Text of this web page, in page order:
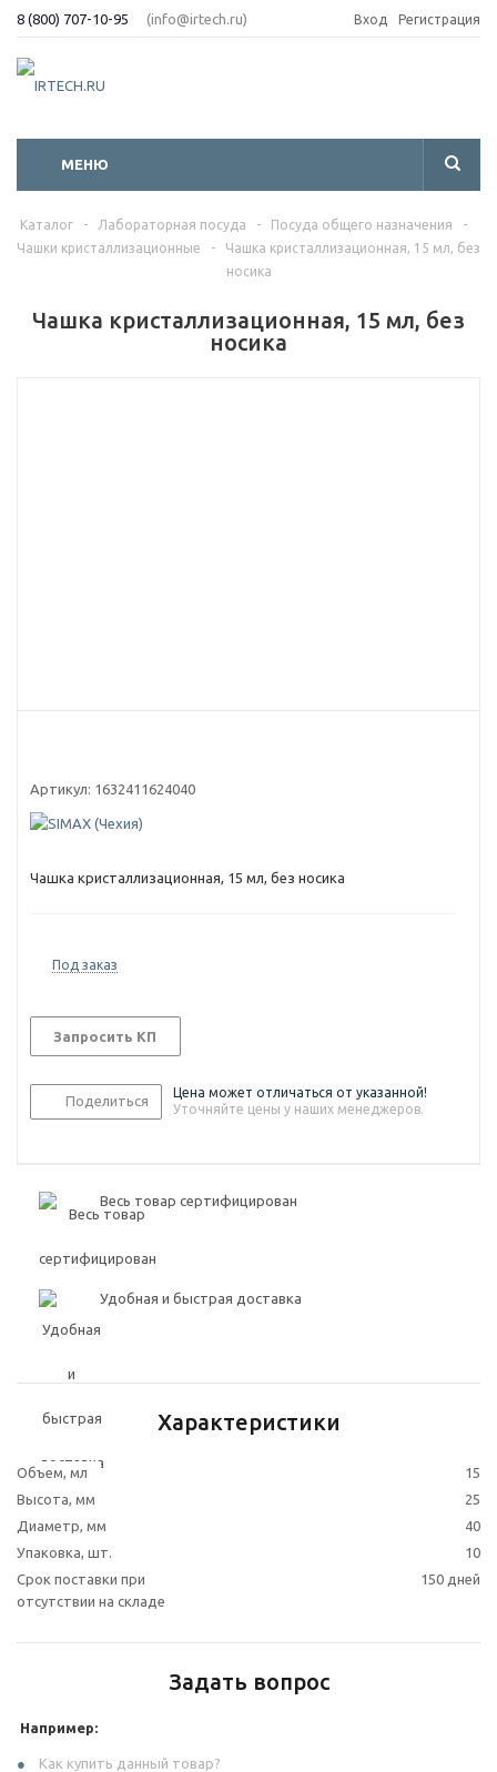
8 (800) 707-10-95 (info@irtech.ru) Вход Регистрация
МЕНЮ
Каталог - Лабораторная посуда - Посуда общего назначения
-
Чашки кристаллизационные
-
Чашка кристаллизационная, 15 мл, без
носика
Чашка кристаллизационная, 15 мл, без
носика
Артикул: 1632411624040
Чашка кристаллизационная, 15 мл, без носика
Под заказ
Запросить КП
Поделиться
Цена может отличаться от указанной!
Уточняйте цены у наших менеджеров.
Весь товар сертифицирован
Удобная и быстрая доставка
Характеристики
Объем, мл
15
Высота, мм
25
Диаметр, мм
40
Упаковка, шт.
10
Срок поставки при
отсутствии на складе
150 дней
Задать вопрос
Например:
Как купить данный товар?